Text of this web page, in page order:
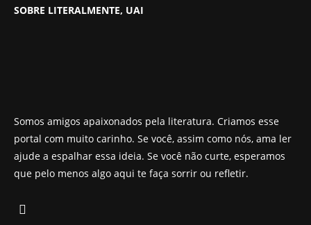
SOBRE LITERALMENTE, UAI
Somos amigos apaixonados pela literatura. Criamos esse
portal com muito carinho. Se você, assim como nós, ama ler
ajude a espalhar essa ideia. Se você não curte, esperamos
que pelo menos algo aqui te faça sorrir ou refletir.